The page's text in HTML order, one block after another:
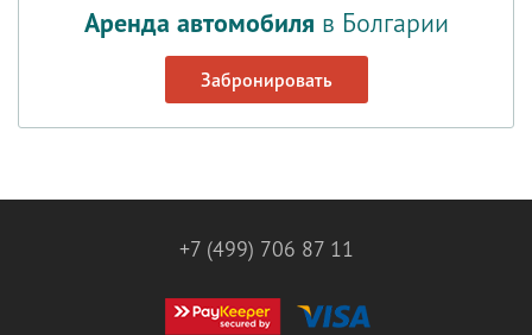
Аренда автомобиля в Болгарии
Забронировать
+7 (499) 706 87 11